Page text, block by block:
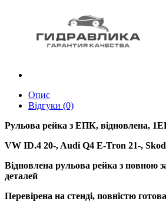
Опис
Відгуки (0)
Рульова рейка з ЕПК, відновлена,
VW ID.4 20-, Audi Q4 E-Tron 21-,
Відновлена рульова рейка з повною
деталей
Перевірена на стенді, повністю